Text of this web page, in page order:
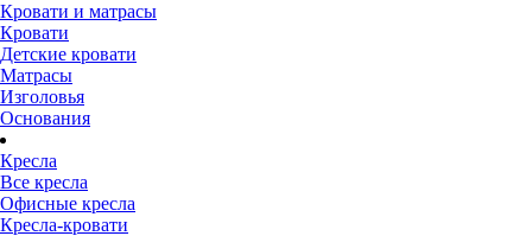
Кровати и матрасы
Кровати
Детские кровати
Матрасы
Изголовья
Основания
Кресла
Все кресла
Офисные кресла
Кресла-кровати